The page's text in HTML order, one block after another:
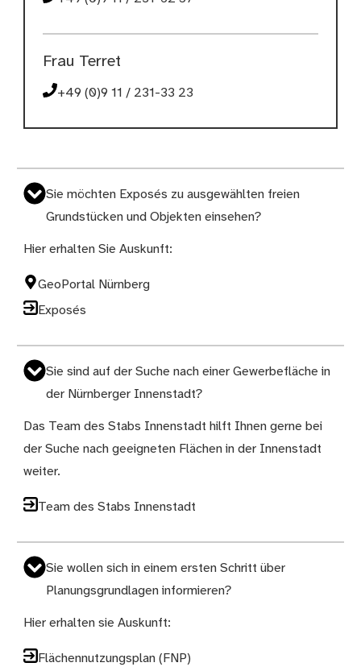
Frau Terret
+49 (0)9 11 / 231-33 23
Sie möchten Exposés zu ausgewählten freien
Grundstücken und Objekten einsehen?
Hier erhalten Sie Auskunft:
GeoPortal Nürnberg
Exposés
Sie sind auf der Suche nach einer Gewerbefläche in
der Nürnberger Innenstadt?
Das Team des Stabs Innenstadt hilft Ihnen gerne bei
der Suche nach geeigneten Flächen in der Innenstadt
weiter.
Team des Stabs Innenstadt
Sie wollen sich in einem ersten Schritt über
Planungsgrundlagen informieren?
Hier erhalten sie Auskunft:
Flächennutzungsplan (FNP)